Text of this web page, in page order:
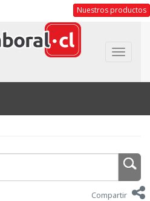
Nuestros productos
Toggle
Compartir